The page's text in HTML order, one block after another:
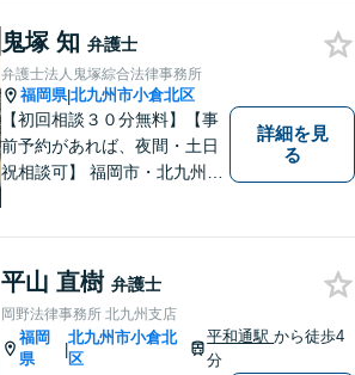
まずはお気軽にご相談くださ
い！
鬼塚 知 弁護士
弁護士法人鬼塚綜合法律事務所
福岡県|北九州市小倉北区
【初回相談３０分無料】【事
前予約があれば、夜間・土日
祝相談可】 福岡市・北九州市
れています。 スピーディーか
つ依頼者様満足の高い事件処
理をモットーにしています。
詳細を見
る
平山 直樹 弁護士
岡野法律事務所 北九州支店
福岡
県
|
北九州市小倉北
区
平和通駅から徒歩4
分